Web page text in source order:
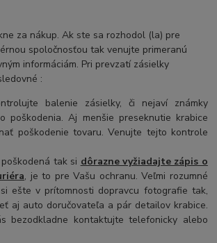
za nákup. Ak ste sa rozhodol (la) pre
spoločnosťou tak venujte primeranú
informáciám. Pri prevzatí zásielky
:
balenie zásielky, či nejaví známky
poškodenia. Aj menšie preseknutie krabice
poškodenie tovaru. Venujte tejto kontrole
tak si dôrazne vyžiadajte zápis o
, je to pre Vašu ochranu. Veľmi rozumné
ešte v prítomnosti dopravcu fotografie tak,
aj auto doručovateľa a pár detailov krabice.
bezodkladne kontaktujte telefonicky alebo